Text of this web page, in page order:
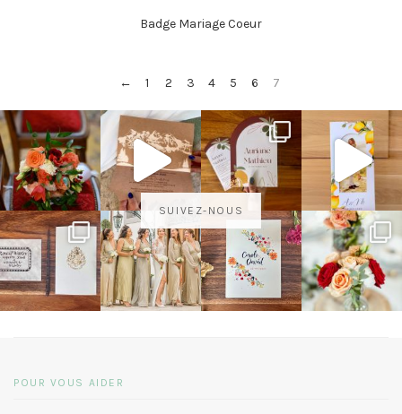
Badge Mariage Coeur
← 1 2 3 4 5 6 7
SUIVEZ-NOUS
POUR VOUS AIDER